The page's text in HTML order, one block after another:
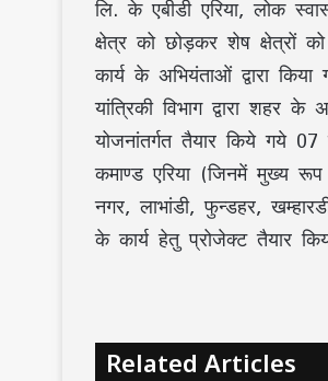
लि. के एबीडी एरिया, लोक
क्षेत्र को छोड़कर शेष क्षेत्रों
कार्य के अभियंताओं द्वारा
यांत्रिकी विभाग द्वारा
योजनांतर्गत तैयार किये गये
कमाण्ड एरिया (जिनमें मुख्य रूप
नगर, लाभांडी, फुन्डहर,
के कार्य हेतु प्रोजेक्ट तैयार
Related Articles